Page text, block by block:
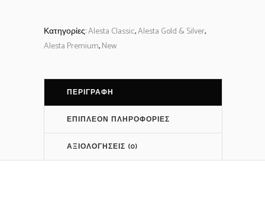
Κατηγορίες:Alesta Classic,Alesta Gold & Silver,
Alesta Premium,New
ΠΕΡΙΓΡΑΦΉ
ΕΠΙΠΛΈΟΝ ΠΛΗΡΟΦΟΡΊΕΣ
ΑΞΙΟΛΟΓΉΣΕΙΣ (0)